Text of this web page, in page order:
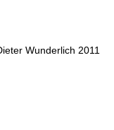
Wunderlich 2011